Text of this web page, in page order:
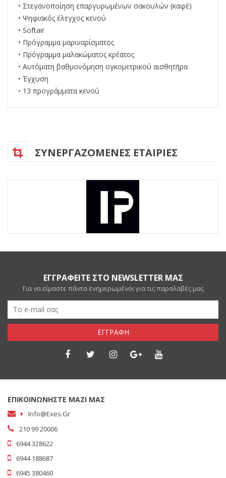
• Στεγανοποίηση επαργυρωμένων σακουλών (καφέ)
• Ψηφιακός έλεγχος κενού
• Softair
• Πρόγραμμα μαριναρίσματος
• Πρόγραμμα μαλακώματος κρέατος
• Αυτόματη βαθμονόμηση ογκομετρικού αισθητήρα
• Έγχυση
• 13 προγράμματα κενού
ΣΥΝΕΡΓΑΖΟΜΕΝΕΣ ΕΤΑΙΡΙΕΣ
ΕΓΓΡΑΦΕΙΤΕ ΣΤΟ NEWSLETTER ΜΑΣ
Για να είμαστε πάντα ενημερωμένοι για τις παραλαβές μας
ΕΓΓΡΑΦΗ
ΕΠΙΚΟΙΝΩΝΗΣΤΕ ΜΑΖΙ ΜΑΣ
Info@exes.gr
210 99 20006
6944 328622
6944 188687
6945 380460